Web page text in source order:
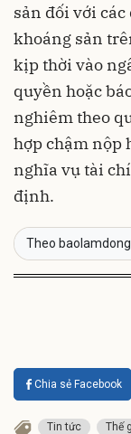
sản đối với
khoáng sản
kịp thời vào
quyền hoặc
nghiêm theo
hợp chậm nộp
nghĩa vụ tài
định.
Theo
Chia sẻ Facebook
Tin tức Thế